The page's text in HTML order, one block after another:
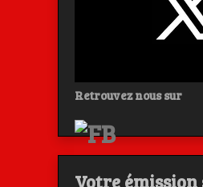
Retrouvez nous sur
Votre émission